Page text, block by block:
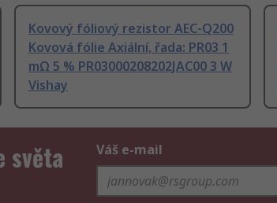
Kovový fóliový rezistor AEC-Q200
Kovová fólie Axiální, řada: PR03 1
mΩ 5 % PR03000208202JAC00 3 W
Vishay
světa
Váš e-mail